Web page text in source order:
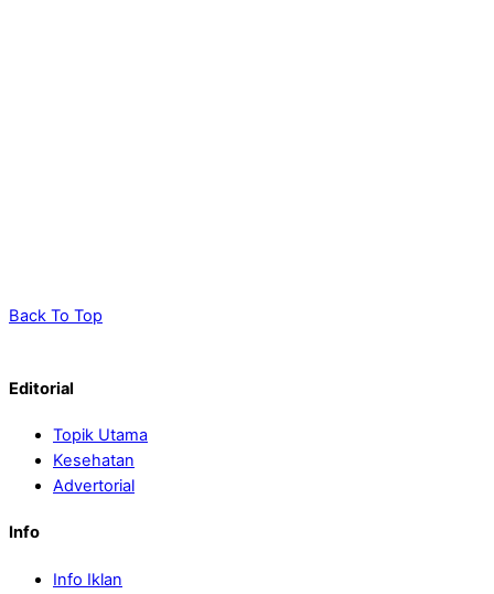
Back To Top
Editorial
Topik Utama
Kesehatan
Advertorial
Info
Info Iklan